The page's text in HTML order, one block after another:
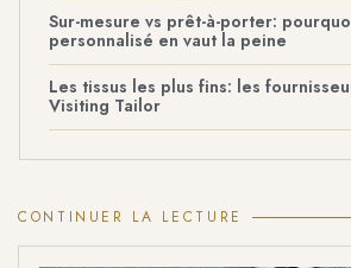
Sur-mesure vs prêt-à-porter:
personnalisé en vaut la peine
Les tissus les plus fins: les
Visiting Tailor
CONTINUER LA LECTURE